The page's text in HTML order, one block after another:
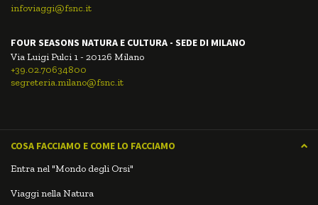
infoviaggi@fsnc.it
FOUR SEASONS NATURA E CULTURA - SEDE DI MILANO
Via Luigi Pulci 1 - 20126 Milano
+39.02.70634800
segreteria.milano@fsnc.it
COSA FACCIAMO E COME LO FACCIAMO
Entra nel "Mondo degli Orsi"
Viaggi nella Natura